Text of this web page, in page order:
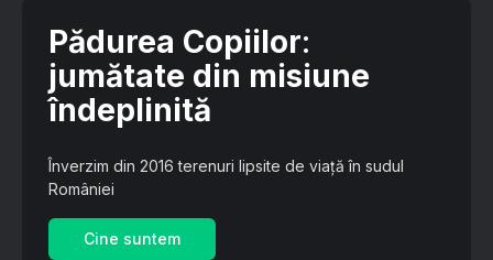
Pădurea Copiilor:
jumătate din misiune
îndeplinită
Înverzim din 2016 terenuri lipsite de viață în sudul
României
Cine suntem